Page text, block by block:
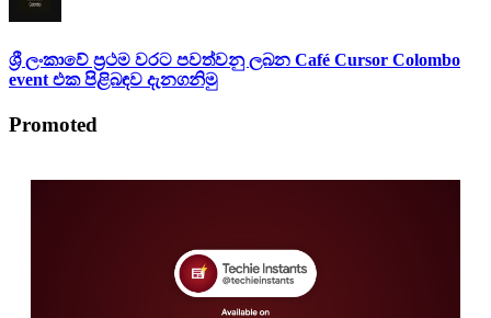
ශ්‍රී ලංකාවේ ප්‍රථම වරට පවත්වනු ලබන Café Cursor Colombo
event එක පිළිබඳව දැනගනිමු
Promoted